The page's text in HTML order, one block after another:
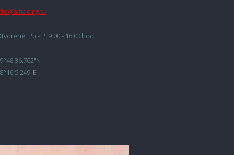
Po - Pi 9:00 - 16:00 hod.